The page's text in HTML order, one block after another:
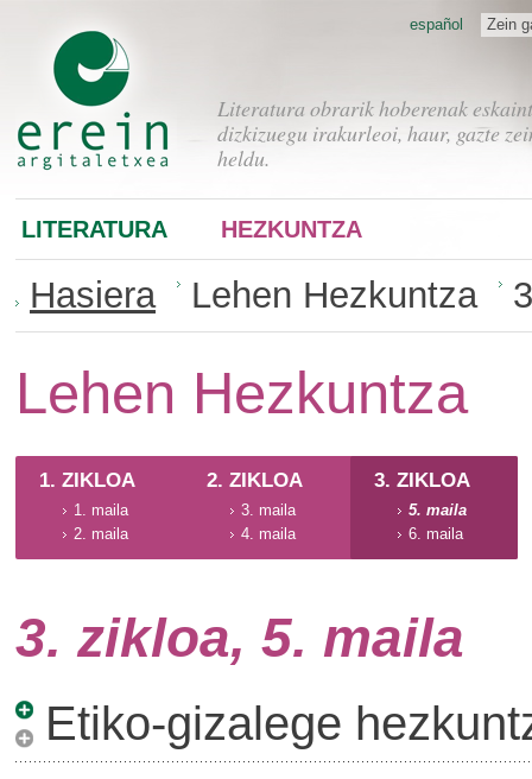
Literatura obrarik hoberenak
dizkizuegu irakurleoi, haur, gazte
heldu.
Zein
español
LITERATURA HEZKUNTZA
Hasiera Lehen Hezkuntza
Lehen Hezkuntza
1. ZIKLOA
1. maila
2. maila
2. ZIKLOA
3. maila
4. maila
3. ZIKLOA
5. maila
6. maila
3. zikloa, 5. maila
Etiko-gizalege